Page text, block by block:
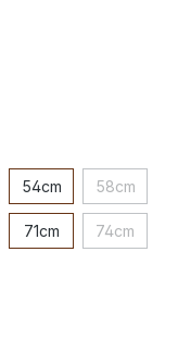
54cm 58cm
71cm 74cm